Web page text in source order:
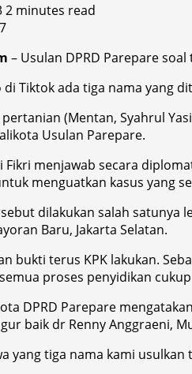
2 minutes read
– Usulan DPRD Parepare
Tiktok ada tiga nama yang
(Mentan, Syahrul
Usulan Parepare.
Fikri menjawab secara
menguatkan kasus yang
dilakukan salah satunya
Baru, Jakarta Selatan.
bukti terus KPK lakukan.
proses penyidikan
DPRD Parepare
baik dr Renny Anggraeni,
yang tiga nama kami